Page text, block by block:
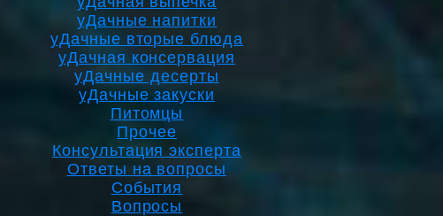
уДачные напитки
уДачные вторые блюда
уДачная консервация
уДачные десерты
уДачные закуски
Питомцы
Прочее
Консультация эксперта
Ответы на вопросы
События
Вопросы